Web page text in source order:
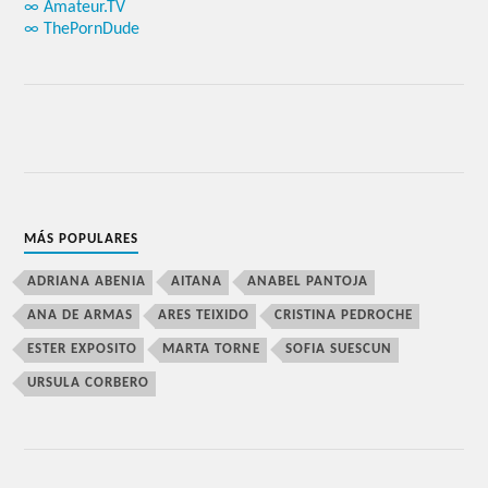
∞ Amateur.TV
∞ ThePornDude
MÁS POPULARES
ADRIANA ABENIA AITANA ANABEL PANTOJA
ANA DE ARMAS ARES TEIXIDO CRISTINA PEDROCHE
ESTER EXPOSITO MARTA TORNE SOFIA SUESCUN
URSULA CORBERO